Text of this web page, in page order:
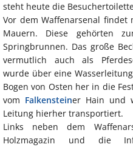
steht heute die
Vor dem Waffenarsenal
Mauern. Diese gehörten
Springbrunnen. Das große
vermutlich auch als
wurde über eine
Bogen von Osten her in die
vom Falkensteiner Hain und
Leitung hierher transportiert.
Links neben dem
Holzmagazin und die